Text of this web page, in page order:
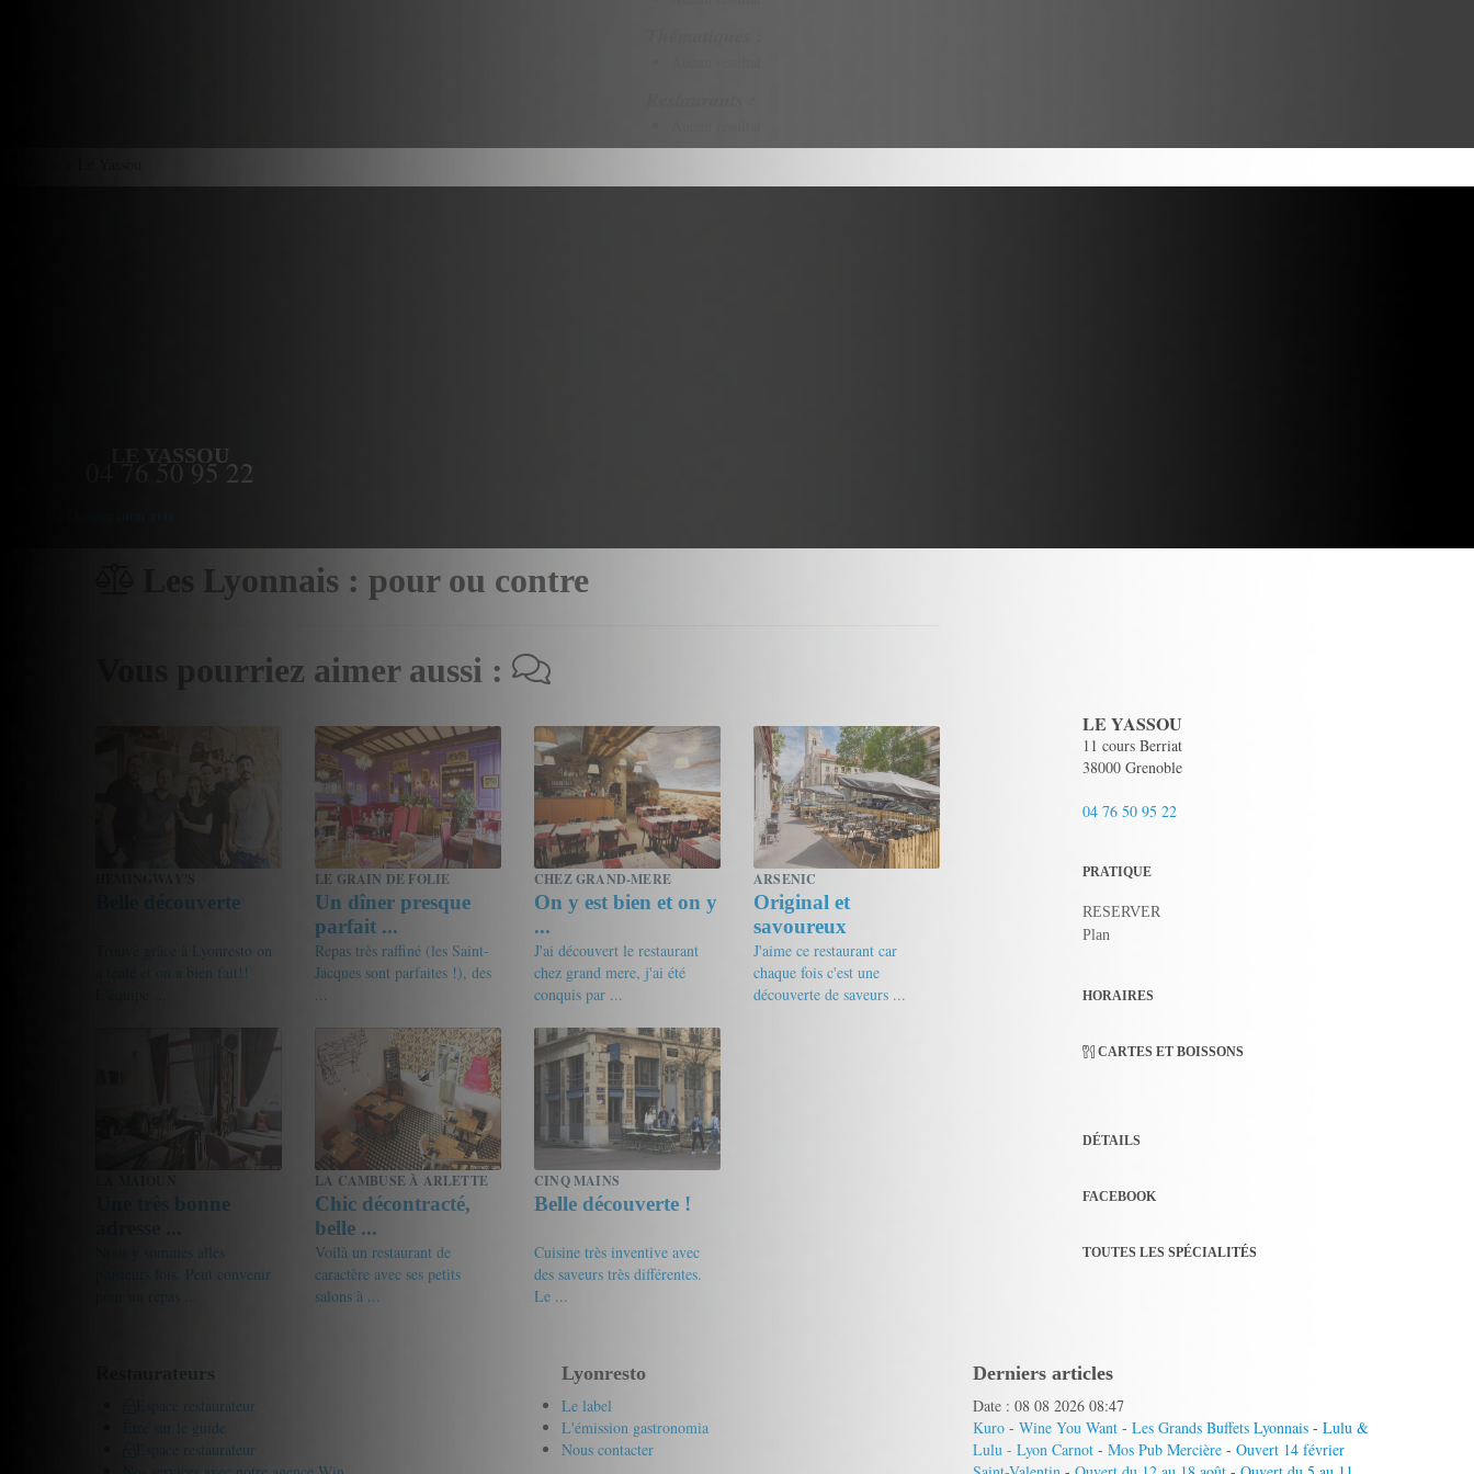
LE YASSOU
04 76 50 95 22
Les Lyonnais : pour ou contre
Vous pourriez aimer aussi :
Belle découverte
Trouvé grâce à Lyonresto on
a tenté et on a bien fait!!
LE GRAIN DE FOLIE
Un dîner presque
parfait ...
Repas très raffiné (les Saint-
Jacques sont parfaites !), des
...
CHEZ GRAND-MERE
On y est bien et on y
...
J'ai découvert le restaurant
chez grand mere, j'ai été
conquis par ...
ARSENIC
Original et
savoureux
J'aime ce restaurant car
chaque fois c'est une
découverte de saveurs ...
Une très bonne
Nous y sommes allés
plusieurs fois. Peut convenir
LA CAMBUSE À ARLETTE
Chic décontracté,
belle ...
Voilà un restaurant de
caractère avec ses petits
salons à ...
CINQ MAINS
Belle découverte !
Cuisine très inventive avec
des saveurs très différentes.
Le ...
LE YASSOU
11 cours Berriat
38000 Grenoble
04 76 50 95 22
PRATIQUE
RESERVER
Plan
HORAIRES
CARTES ET BOISSONS
DÉTAILS
FACEBOOK
TOUTES LES SPÉCIALITÉS
Espace restaurateur
Être sur le guide
Espace restaurateur
Lyonresto
Le label
L'émission gastronomia
Nous contacter
Derniers articles
Date : 08 08 2026 08:47
Kuro - Wine You Want - Les Grands Buffets Lyonnais - Lulu &
Lulu - Lyon Carnot - Mos Pub Mercière - Ouvert 14 février